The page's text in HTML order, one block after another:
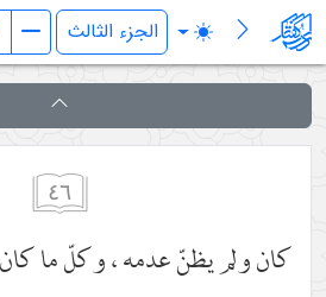
فرائد الاصول (رسائل)
٤٦
كان ولم يظنّ عدمه ، وكلّ ما